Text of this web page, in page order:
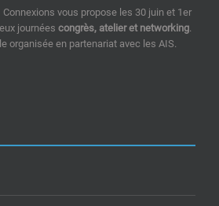
vous propose les 30 juin et 1er
journées congrès, atelier et networking.
organisée en partenariat avec les AIS.